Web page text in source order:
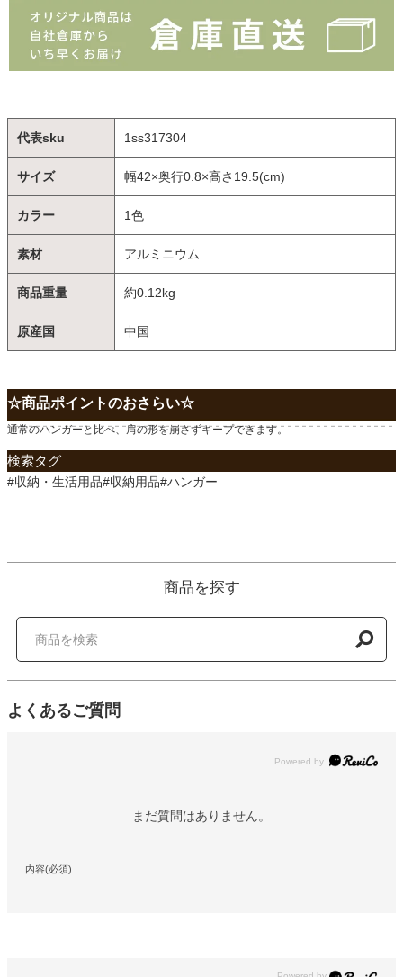
代表sku 1ss317304
サイズ 幅42×奥行0.8×高さ19.5(cm)
カラー 1色
素材 アルミニウム
商品重量 約0.12kg
原産国 中国
☆商品ポイントのおさらい☆
通常のハンガーと比べ、肩の形を崩さずキープできます。
検索タグ
#収納・生活用品#収納用品#ハンガー
商品を探す
よくあるご質問
Powered by
まだ質問はありません。
内容(必須)